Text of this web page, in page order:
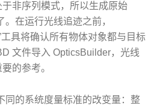
非序列模式，所以生成原始
在运行光线追迹之前，
具将确认所有物体对象都与目标
文件导入 OpticsBuilder，光线
的参考。
同的系统度量标准的改变量：整